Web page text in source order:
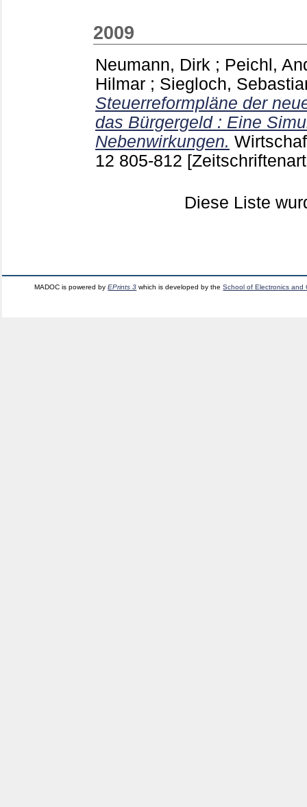
2009
Neumann, Dirk ; Peichl,
Hilmar ; Siegloch,
Steuerreformpläne der
das Bürgergeld : Eine
Nebenwirkungen.
12 805-812
Diese Liste
MADOC is powered byEPrints 3 which is developed by theSchool of Electronics and